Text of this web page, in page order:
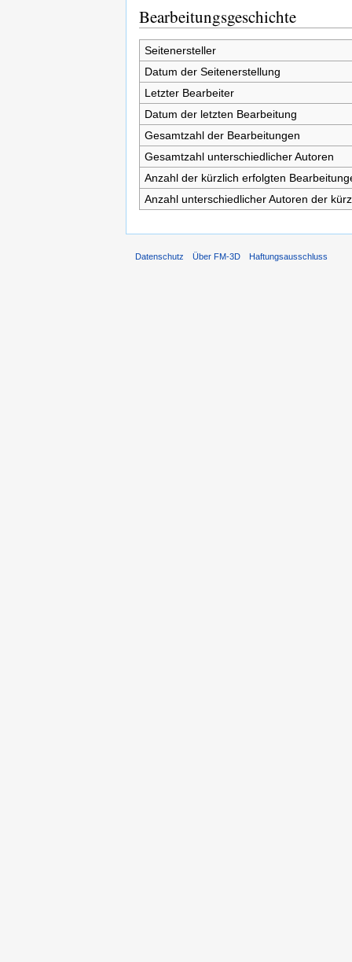
Bearbeitungsgeschichte
Seitenersteller
Datum der Seitenerstellung
Letzter Bearbeiter
Datum der letzten Bearbeitung
Gesamtzahl der Bearbeitungen
Gesamtzahl unterschiedlicher Autoren
Anzahl der kürzlich erfolgten
Anzahl unterschiedlicher Autoren der
Datenschutz Über FM-3D Haftungsausschluss